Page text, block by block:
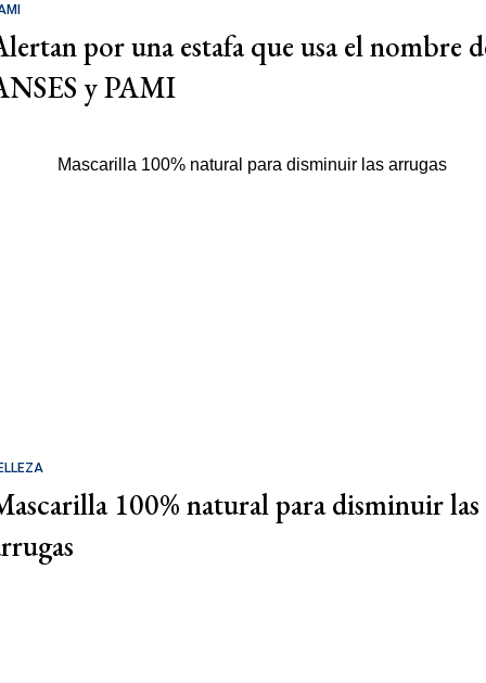
por una estafa que usa el nombre
y PAMI
100% natural para disminuir las